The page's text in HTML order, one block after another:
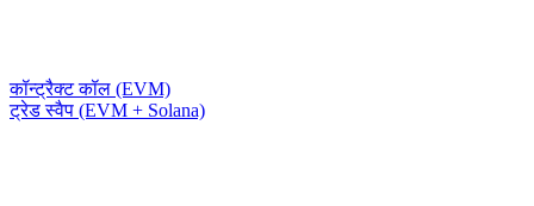
कॉन्ट्रैक्ट कॉल (EVM)
ट्रेड स्वैप (EVM + Solana)